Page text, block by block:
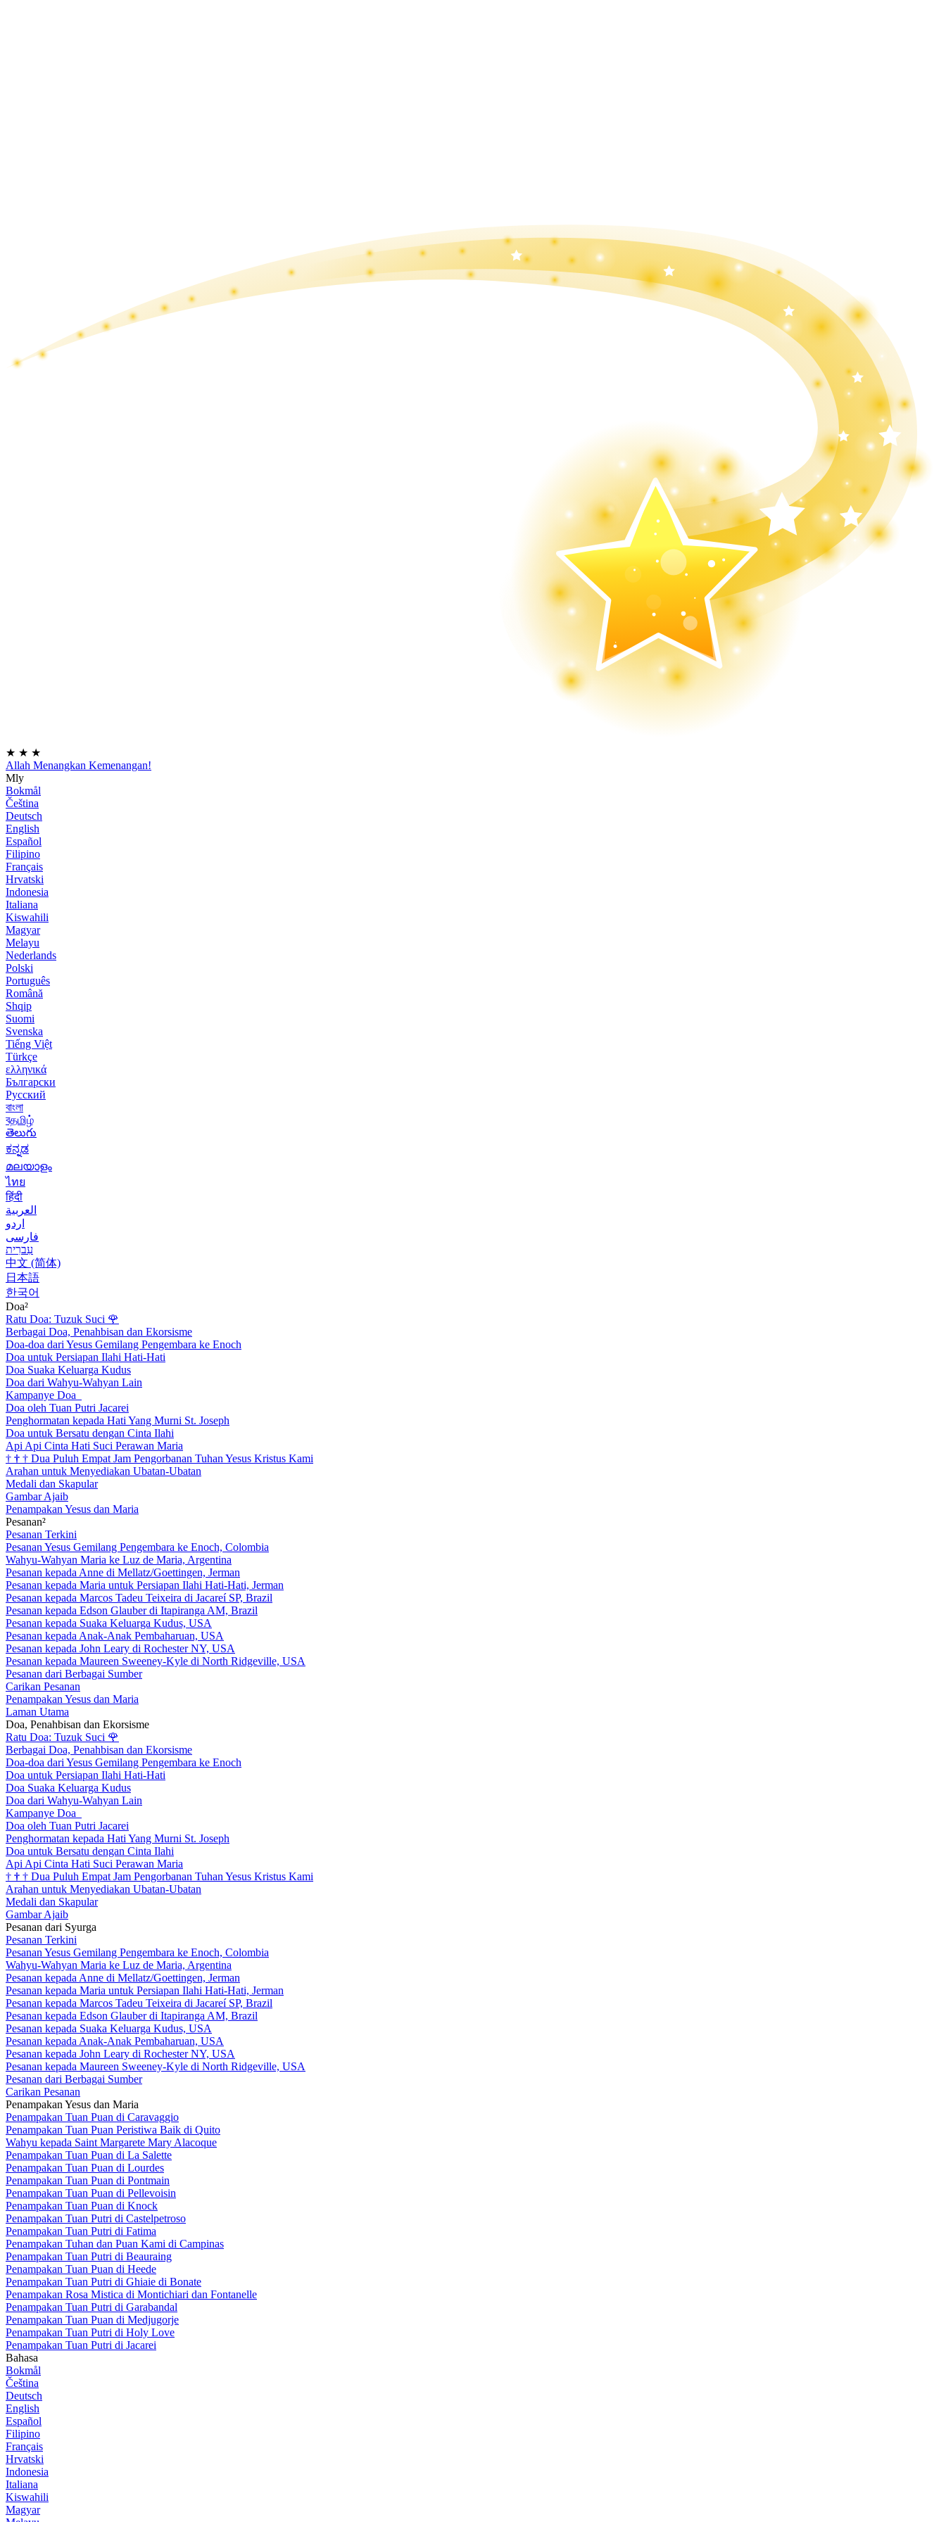
★ ★ ★
Allah Menangkan Kemenangan!
Mly
Bokmål
Čeština
Deutsch
English
Español
Filipino
Français
Hrvatski
Indonesia
Italiana
Kiswahili
Magyar
Melayu
Nederlands
Polski
Português
Română
Shqip
Suomi
Svenska
Tiếng Việt
Türkçe
ελληνικά
Български
Русский
বাংলা
বதமிழ்
తెలుగు
ಕನ್ನಡ
മലയാളം
ไทย
हिंदी
العربية
اردو
فارسی
עִברִית
中文 (简体)
日本語
한국어
Doa²
Ratu Doa: Tuzuk Suci 🌹
Berbagai Doa, Penahbisan dan Ekorsisme
Doa-doa dari Yesus Gemilang Pengembara ke Enoch
Doa untuk Persiapan Ilahi Hati-Hati
Doa Suaka Keluarga Kudus
Doa dari Wahyu-Wahyan Lain
Kampanye Doa
Doa oleh Tuan Putri Jacarei
Penghormatan kepada Hati Yang Murni St. Joseph
Doa untuk Bersatu dengan Cinta Ilahi
Api Api Cinta Hati Suci Perawan Maria
† † † Dua Puluh Empat Jam Pengorbanan Tuhan Yesus Kristus Kami
Arahan untuk Menyediakan Ubatan-Ubatan
Medali dan Skapular
Gambar Ajaib
Penampakan Yesus dan Maria
Pesanan²
Pesanan Terkini
Pesanan Yesus Gemilang Pengembara ke Enoch, Colombia
Wahyu-Wahyan Maria ke Luz de Maria, Argentina
Pesanan kepada Anne di Mellatz/Goettingen, Jerman
Pesanan kepada Maria untuk Persiapan Ilahi Hati-Hati, Jerman
Pesanan kepada Marcos Tadeu Teixeira di Jacareí SP, Brazil
Pesanan kepada Edson Glauber di Itapiranga AM, Brazil
Pesanan kepada Suaka Keluarga Kudus, USA
Pesanan kepada Anak-Anak Pembaharuan, USA
Pesanan kepada John Leary di Rochester NY, USA
Pesanan kepada Maureen Sweeney-Kyle di North Ridgeville, USA
Pesanan dari Berbagai Sumber
Carikan Pesanan
Penampakan Yesus dan Maria
Laman Utama
Doa, Penahbisan dan Ekorsisme
Ratu Doa: Tuzuk Suci 🌹
Berbagai Doa, Penahbisan dan Ekorsisme
Doa-doa dari Yesus Gemilang Pengembara ke Enoch
Doa untuk Persiapan Ilahi Hati-Hati
Doa Suaka Keluarga Kudus
Doa dari Wahyu-Wahyan Lain
Kampanye Doa
Doa oleh Tuan Putri Jacarei
Penghormatan kepada Hati Yang Murni St. Joseph
Doa untuk Bersatu dengan Cinta Ilahi
Api Api Cinta Hati Suci Perawan Maria
† † † Dua Puluh Empat Jam Pengorbanan Tuhan Yesus Kristus Kami
Arahan untuk Menyediakan Ubatan-Ubatan
Medali dan Skapular
Gambar Ajaib
Pesanan dari Syurga
Pesanan Terkini
Pesanan Yesus Gemilang Pengembara ke Enoch, Colombia
Wahyu-Wahyan Maria ke Luz de Maria, Argentina
Pesanan kepada Anne di Mellatz/Goettingen, Jerman
Pesanan kepada Maria untuk Persiapan Ilahi Hati-Hati, Jerman
Pesanan kepada Marcos Tadeu Teixeira di Jacareí SP, Brazil
Pesanan kepada Edson Glauber di Itapiranga AM, Brazil
Pesanan kepada Suaka Keluarga Kudus, USA
Pesanan kepada Anak-Anak Pembaharuan, USA
Pesanan kepada John Leary di Rochester NY, USA
Pesanan kepada Maureen Sweeney-Kyle di North Ridgeville, USA
Pesanan dari Berbagai Sumber
Carikan Pesanan
Penampakan Yesus dan Maria
Penampakan Tuan Puan di Caravaggio
Penampakan Tuan Puan Peristiwa Baik di Quito
Wahyu kepada Saint Margarete Mary Alacoque
Penampakan Tuan Puan di La Salette
Penampakan Tuan Puan di Lourdes
Penampakan Tuan Puan di Pontmain
Penampakan Tuan Puan di Pellevoisin
Penampakan Tuan Puan di Knock
Penampakan Tuan Putri di Castelpetroso
Penampakan Tuan Putri di Fatima
Penampakan Tuhan dan Puan Kami di Campinas
Penampakan Tuan Putri di Beauraing
Penampakan Tuan Puan di Heede
Penampakan Tuan Putri di Ghiaie di Bonate
Penampakan Rosa Mistica di Montichiari dan Fontanelle
Penampakan Tuan Putri di Garabandal
Penampakan Tuan Puan di Medjugorje
Penampakan Tuan Putri di Holy Love
Penampakan Tuan Putri di Jacarei
Bahasa
Bokmål
Čeština
Deutsch
English
Español
Filipino
Français
Hrvatski
Indonesia
Italiana
Kiswahili
Magyar